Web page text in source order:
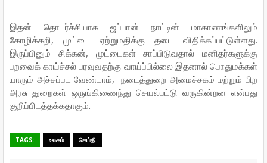
இதன் தொடர்ச்சியாக ஜப்பான் நாட்டின் மாகாணங்களிலும்
கோழிக்கறி, முட்டை ஏற்றுமதிக்கு தடை விதிக்கப்பட்டுள்ளது.
இருப்பினும் சிக்கன், முட்டைகள் சாப்பிடுவதால் மனிதர்களுக்கு
பறவைக் காய்ச்சல் பரவுவதற்கு வாய்ப்பில்லை இதனால் பொதுமக்கள்
யாரும் அச்சப்பட வேண்டாம், நடைத்துறை அமைச்சகம் மற்றும் பிற
அரசு துறைகள் ஒருங்கிணைந்து செயல்பட்டு வருகின்றன என்பது
குறிப்பிடத்தக்கதாகும்.
TAGS: உலகம் செய்தி